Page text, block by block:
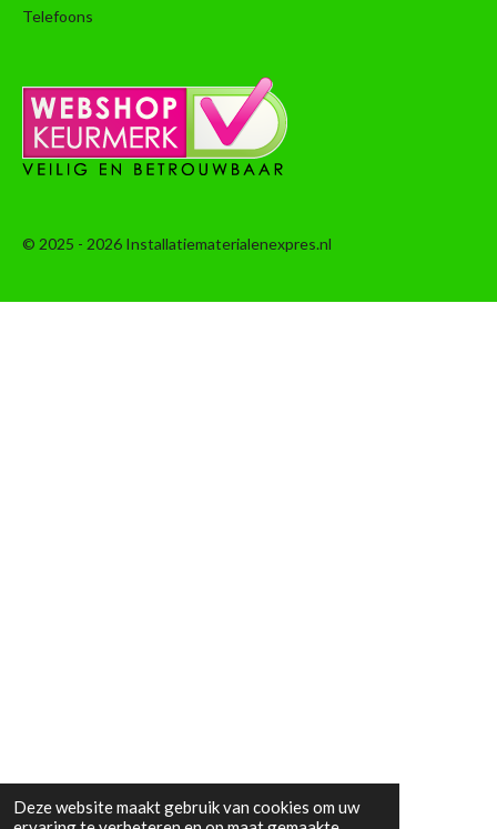
Deze website maakt gebruik van cookies om uw
Telefoons
© 2025 - 2026 Installatiematerialenexpres.nl